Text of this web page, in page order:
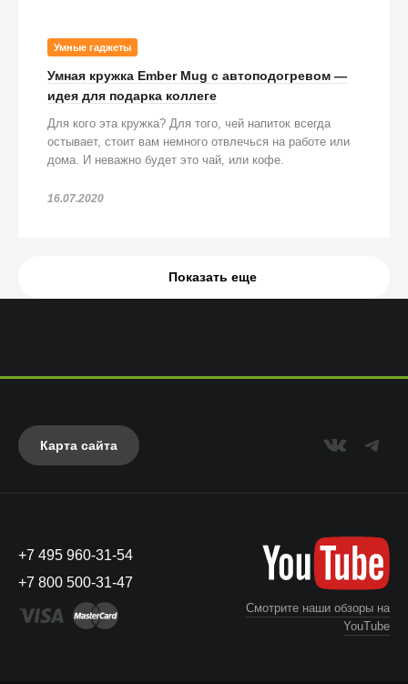
Умные гаджеты
Умная кружка Ember Mug с автоподогревом —
идея для подарка коллеге
Для кого эта кружка? Для того, чей напиток всегда
остывает, стоит вам немного отвлечься на работе или
дома. И неважно будет это чай, или кофе.
16.07.2020
Показать еще
Карта сайта
+7 495 960-31-54
+7 800 500-31-47
Смотрите наши обзоры на
YouTube